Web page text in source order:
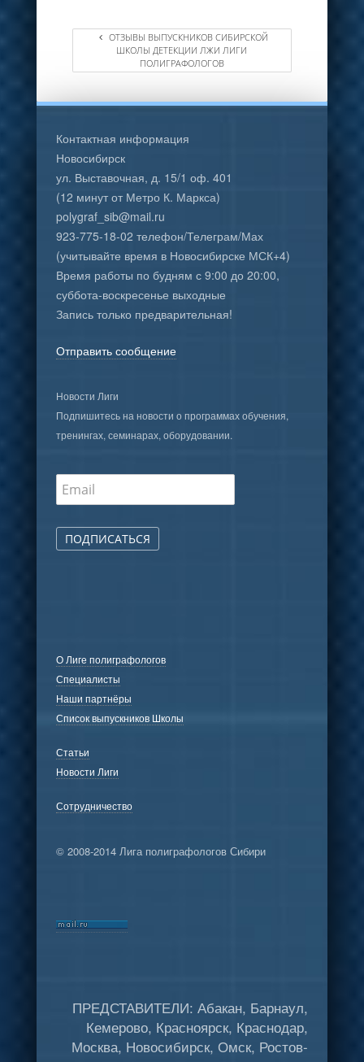
ОТЗЫВЫ ВЫПУСКНИКОВ СИБИРСКОЙ
ШКОЛЫ ДЕТЕКЦИИ ЛЖИ ЛИГИ
ПОЛИГРАФОЛОГОВ
Контактная информация
Новосибирск
ул. Выставочная, д. 15/1 оф. 401
(12 минут от Метро К. Маркса)
polygraf_sib@mail.ru
923-775-18-02 телефон/Телеграм/Мах
(учитывайте время в Новосибирске МСК+4)
Время работы по будням с 9:00 до 20:00,
суббота-воскресенье выходные
Запись только предварительная!
Отправить сообщение
Новости Лиги
Подпишитесь на новости о программах обучения,
тренингах, семинарах, оборудовании.
ПОДПИСАТЬСЯ
О Лиге полиграфологов
Специалисты
Наши партнёры
Список выпускников Школы
Статьи
Новости Лиги
Сотрудничество
© 2008-2014 Лига полиграфологов Сибири
ПРЕДСТАВИТЕЛИ: Абакан, Барнаул,
Кемерово, Красноярск, Краснодар,
Москва, Новосибирск, Омск, Ростов-